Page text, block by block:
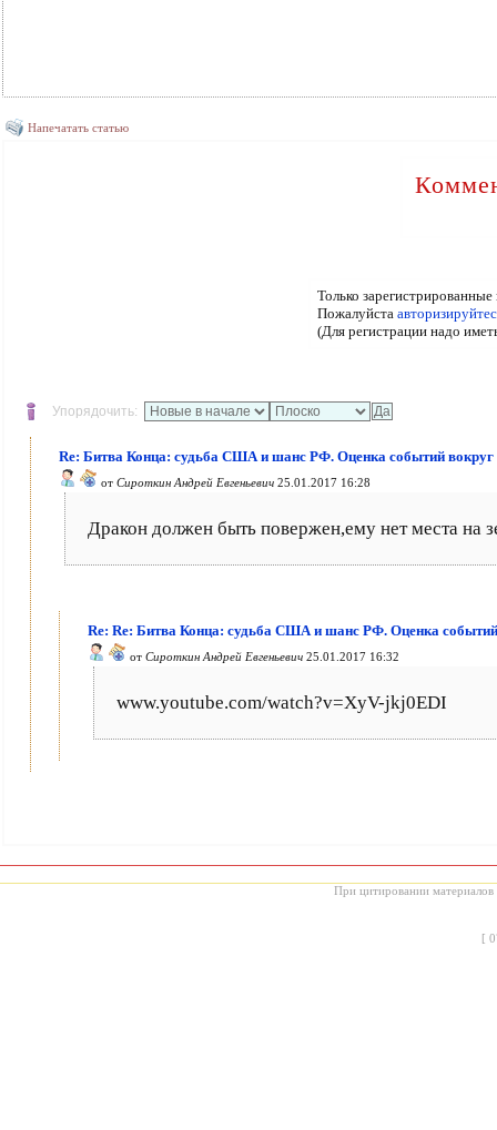
Напечатать статью
Только
Пожалуйста
(Для регистрации надо
Упорядочить:
Re: Битва Конца: судьба США и шанс РФ. Оценка событий вокруг
от Сироткин Андрей Евгеньевич 25.01.2017 16:28
Дракон должен быть повержен,ему нет места на
Re: Re: Битва Конца: судьба США и шанс РФ. Оценка событий
от Сироткин Андрей Евгеньевич 25.01.2017 16:32
www.youtube.com/watch?v=XyV-jkj0EDI
При цитировании материалов
[